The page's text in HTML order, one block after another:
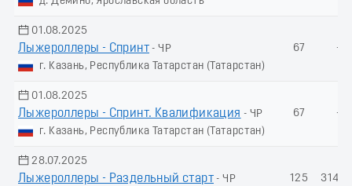
01.08.2025
Лыжероллеры - Спринт - ЧР
г. Казань, Республика Татарстан (Татарстан)
67 -
01.08.2025
Лыжероллеры - Спринт. Квалификация - ЧР
г. Казань, Республика Татарстан (Татарстан)
67 -
28.07.2025
Лыжероллеры - Раздельный старт - ЧР
125